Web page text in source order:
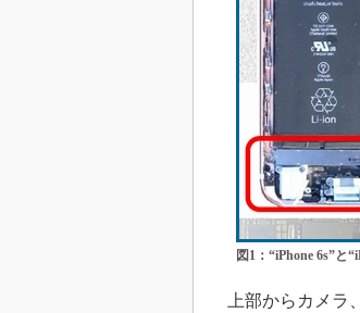
図1：“iPhone 6s”と
上部からカメラ